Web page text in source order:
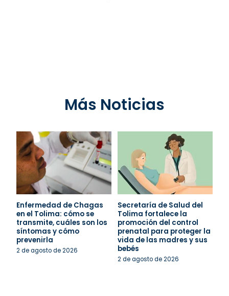
Más Noticias
Enfermedad de Chagas
en el Tolima: cómo se
transmite, cuáles son los
síntomas y cómo
prevenirla
2 de agosto de 2026
Secretaría de Salud del
Tolima fortalece la
promoción del control
prenatal para proteger la
vida de las madres y sus
bebés
2 de agosto de 2026